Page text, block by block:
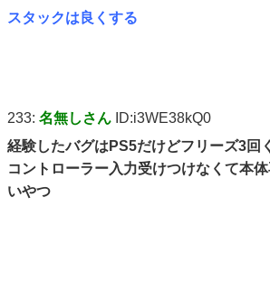
スタックは良くする
233: 名無しさん ID:i3WE38kQ0
経験したバグはPS5だけどフリーズ3回
コントローラー入力受けつけなくて本
いやつ